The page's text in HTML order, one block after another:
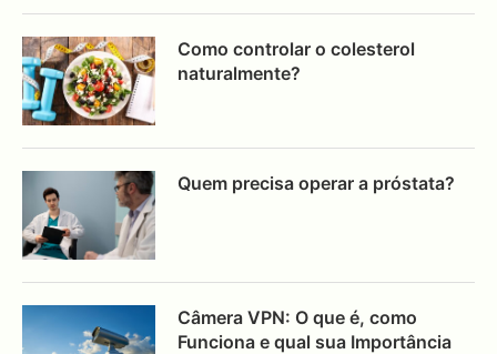
Como controlar o colesterol
naturalmente?
Quem precisa operar a próstata?
Câmera VPN: O que é, como
Funciona e qual sua Importância